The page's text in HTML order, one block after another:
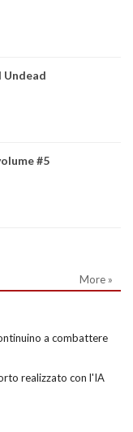
Undead
#5
More »
a combattere
realizzato con l'IA